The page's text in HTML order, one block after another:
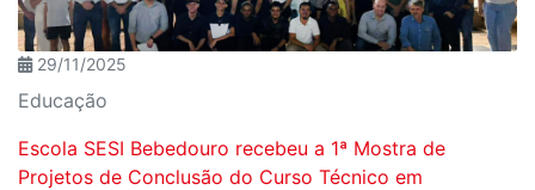
29/11/2025
Educação
Escola SESI Bebedouro recebeu a 1ª Mostra de
Projetos de Conclusão do Curso Técnico em